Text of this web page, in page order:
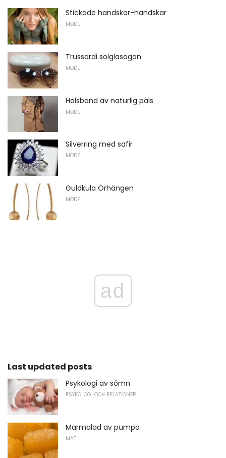
Stickade handskar-handskar
MODE
Trussardi solglasögon
MODE
Halsband av naturlig päls
MODE
Silverring med safir
MODE
Guldkula Örhängen
MODE
ad
Last updated posts
Psykologi av sömn
PSYKOLOGI OCH RELATIONER
Marmalad av pumpa
MAT